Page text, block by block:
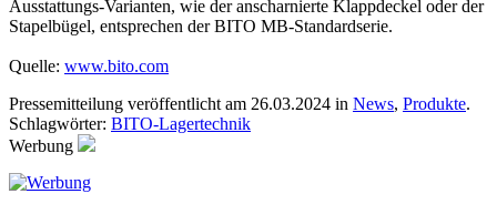
Ausstattungs-Varianten, wie der anscharnierte Klappdeckel oder der
Stapelbügel, entsprechen der BITO MB-Standardserie.
Quelle: www.bito.com
Pressemitteilung veröffentlicht am 26.03.2024 in News, Produkte.
Schlagwörter: BITO-Lagertechnik
Werbung